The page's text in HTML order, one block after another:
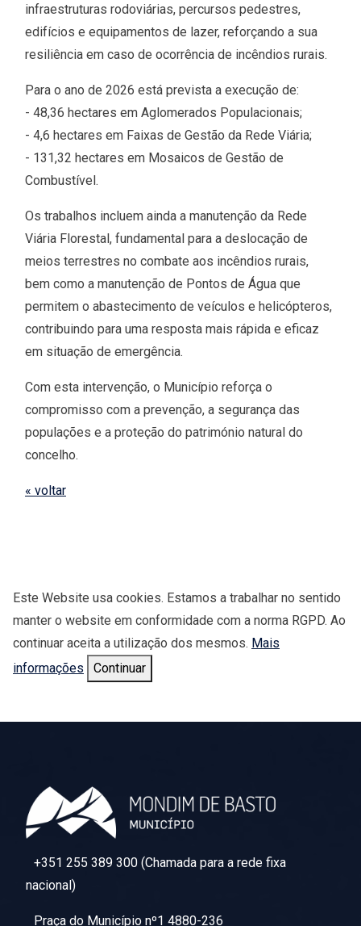
infraestruturas rodoviárias, percursos pedestres,
edifícios e equipamentos de lazer, reforçando a sua
resiliência em caso de ocorrência de incêndios rurais.
Para o ano de 2026 está prevista a execução de:
- 48,36 hectares em Aglomerados Populacionais;
- 4,6 hectares em Faixas de Gestão da Rede Viária;
- 131,32 hectares em Mosaicos de Gestão de
Combustível.
Os trabalhos incluem ainda a manutenção da Rede
Viária Florestal, fundamental para a deslocação de
meios terrestres no combate aos incêndios rurais,
bem como a manutenção de Pontos de Água que
permitem o abastecimento de veículos e helicópteros,
contribuindo para uma resposta mais rápida e eficaz
em situação de emergência.
Com esta intervenção, o Município reforça o
compromisso com a prevenção, a segurança das
populações e a proteção do património natural do
concelho.
« voltar
Este Website usa cookies. Estamos a trabalhar no sentido
manter o website em conformidade com a norma RGPD. Ao
continuar aceita a utilização dos mesmos. Mais
informações
Continuar
+351 255 389 300 (Chamada para a rede fixa
nacional)
Praça do Município nº1 4880-236